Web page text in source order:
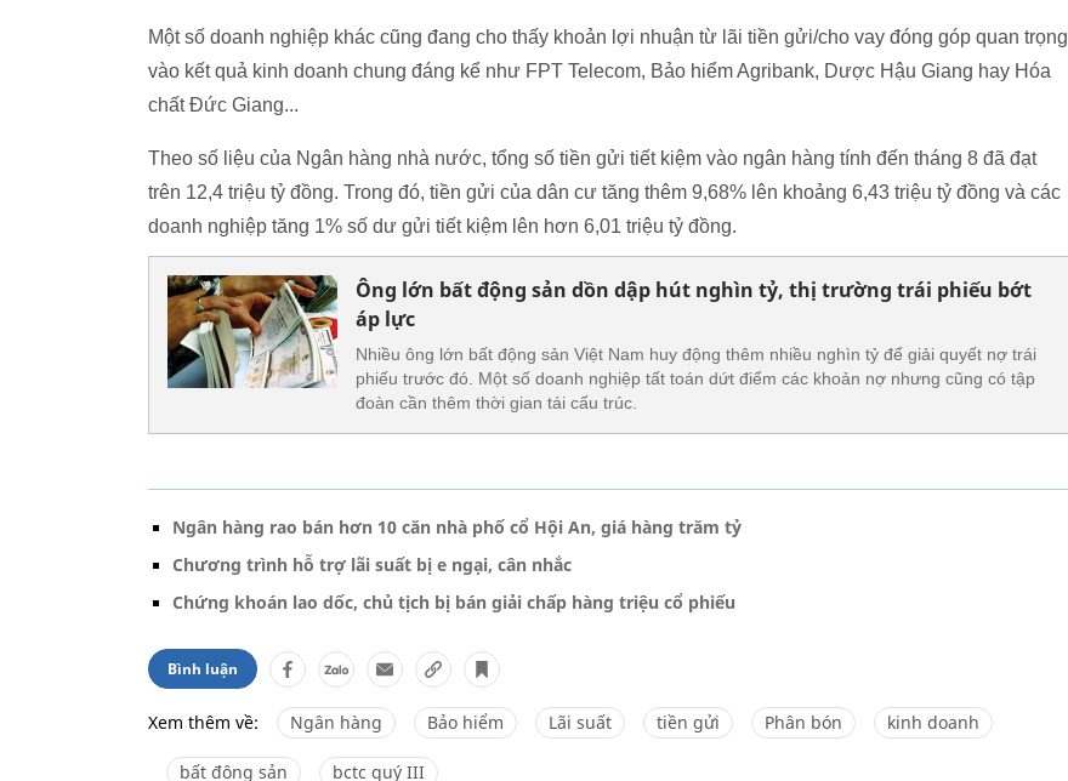
Một số doanh nghiệp khác cũng đang cho thấy khoản lợi nhuận từ lãi tiền gửi/cho vay đóng góp quan trọng
vào kết quả kinh doanh chung đáng kể như FPT Telecom, Bảo hiểm Agribank, Dược Hậu Giang hay Hóa
chất Đức Giang...
Theo số liệu của Ngân hàng nhà nước, tổng số tiền gửi tiết kiệm vào ngân hàng tính đến tháng 8 đã đạt
trên 12,4 triệu tỷ đồng. Trong đó, tiền gửi của dân cư tăng thêm 9,68% lên khoảng 6,43 triệu tỷ đồng và các
doanh nghiệp tăng 1% số dư gửi tiết kiệm lên hơn 6,01 triệu tỷ đồng.
Ông lớn bất động sản dồn dập hút nghìn tỷ, thị trường trái phiếu bớt
áp lực
Nhiều ông lớn bất động sản Việt Nam huy động thêm nhiều nghìn tỷ để giải quyết nợ trái
phiếu trước đó. Một số doanh nghiệp tất toán dứt điểm các khoản nợ nhưng cũng có tập
đoàn cần thêm thời gian tái cấu trúc.
Ngân hàng rao bán hơn 10 căn nhà phố cổ Hội An, giá hàng trăm tỷ
Chương trình hỗ trợ lãi suất bị e ngại, cân nhắc
Chứng khoán lao dốc, chủ tịch bị bán giải chấp hàng triệu cổ phiếu
Bình luận
Xem thêm về: Ngân hàng Bảo hiểm Lãi suất tiền gửi Phân bón kinh doanh
bất đông sản bctc quý III